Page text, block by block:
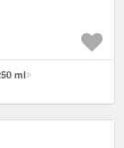
ml